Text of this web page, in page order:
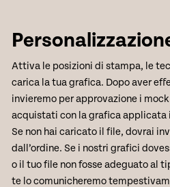
Attiva le posizioni di stampa, le
carica la tua grafica. Dopo aver
invieremo per approvazione i
acquistati con la grafica applicata
Se non hai caricato il file, dovrai
dall’ordine. Se i nostri grafici
o il tuo file non fosse adeguato al
te lo comunicheremo